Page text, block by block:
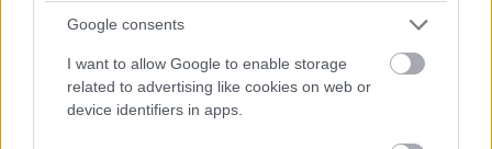
Google consents
I want to allow Google to enable storage
related to advertising like cookies on web or
device identifiers in apps.
Metroidok ellen küldött fejvadász, Samus Aran
labirintusszerű földalatti járatokon vadászik a
gonoszságokra, és ebben nem csak a futás-ugrás-lövés
kombókra kell hagyatkoznia, hanem apró, de hatásos